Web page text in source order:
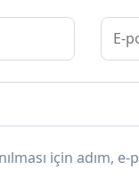
için adım,